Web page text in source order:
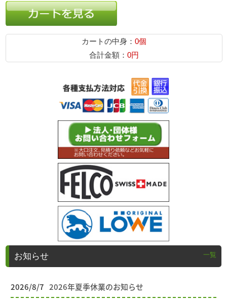
カートの中身： 0個
合計金額： 0円
お知らせ 一覧
2026/8/7 2026年夏季休業のお知らせ